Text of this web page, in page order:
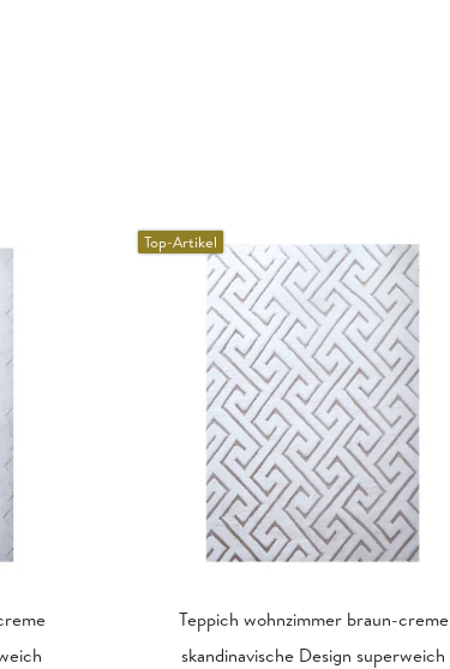
Top-Artikel
Teppich wohnzimmer braun-creme
skandinavische Design superweich